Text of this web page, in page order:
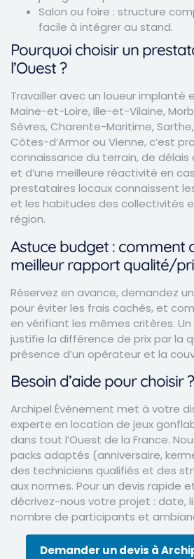
Salon ou foire : structure
facile à intégrer au stand.
Pourquoi choisir un
l’Ouest ?
Travailler avec un loueur implanté
Maine-et-Loire, Ille-et-Vilaine,
Sèvres, Charente-Maritime,
Côtes-d’Armor ou Vienne, c’est
connaissance du terrain, de délais
et d’une meilleure réactivité en
prestataires locaux connaissent
et les habitudes des collectivités
région.
Astuce budget : comment
meilleur rapport qualité/
Réservez en avance, demandez
pour éviter les frais cachés, et
en vérifiant les mêmes critères.
justifie la différence de prix par la
présence d’un opérateur et la
Besoin d’aide pour choisir ?
Archipel Événement met à votre
experte en location de jeux
dans tout l’Ouest de la France.
packs adaptés (anniversaire,
des techniciens qualifiés et des
aux normes. Pour un devis rapide
décrivez-nous votre projet : date,
nombre de participants et
Demander un devis à